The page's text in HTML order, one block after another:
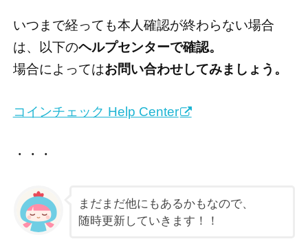
いつまで経っても本人確認が終わらない場合
は、以下のヘルプセンターで確認。
場合によってはお問い合わせしてみましょう。
コインチェック Help Center
・・・
まだまだ他にもあるかもなので、
随時更新していきます！！